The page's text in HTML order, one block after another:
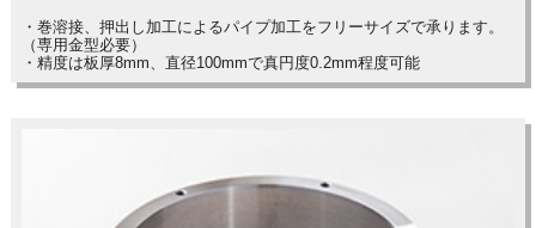
・巻溶接、押出し加工によるパイプ加工をフリーサイズで承ります。
（専用金型必要）
・精度は板厚8mm、直径100mmで真円度0.2mm程度可能